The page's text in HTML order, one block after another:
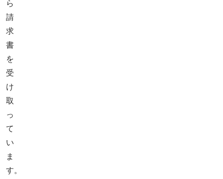
ら
請
求
書
を
受
け
取
っ
て
い
ま
す。